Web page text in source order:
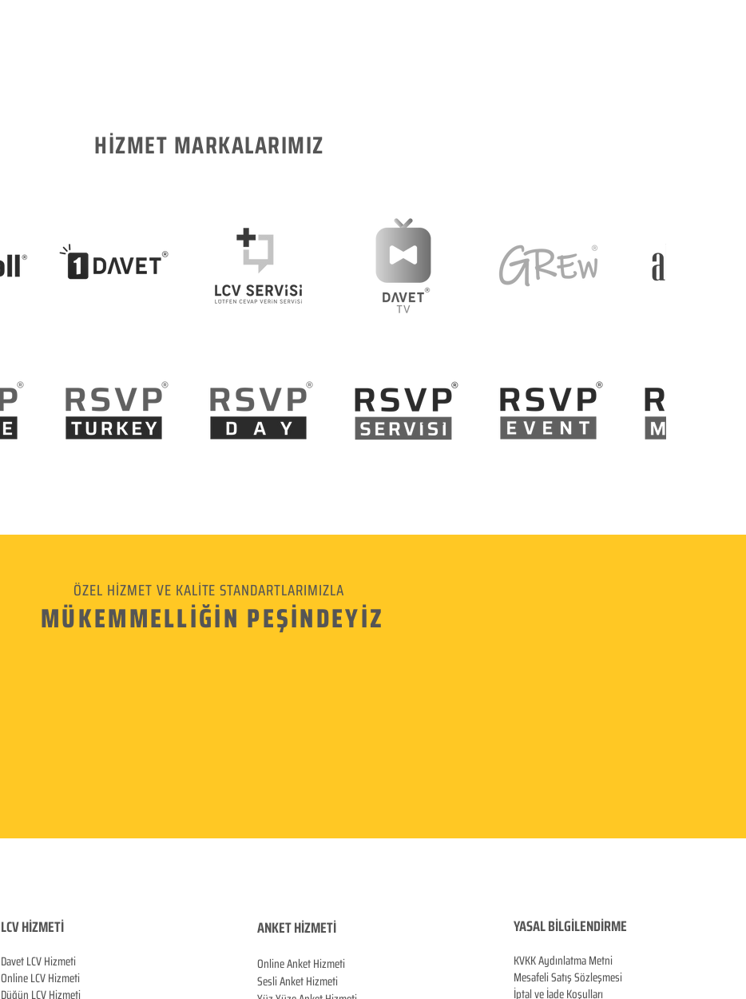
HİZMET MARKALARIMIZ
ÖZEL HİZMET VE KALİTE STANDARTLARIMIZLA
MÜKEMMELLİĞİN PEŞİNDEYİZ
LCV HİZMETİ
Davet LCV Hizmeti
Online LCV Hizmeti
ANKET HİZMETİ
Online Anket Hizmeti
Sesli Anket Hizmeti
YASAL BİLGİLENDİRME
KVKK AydınlatmaMetni
Mesafeli Satış Sözleşmesi
İptal ve İade Koşulları